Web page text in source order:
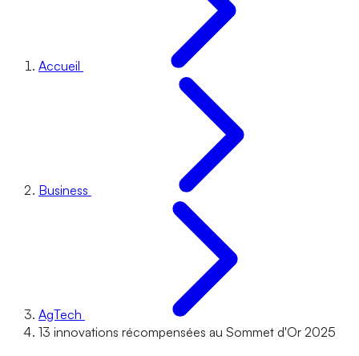
Accueil
Business
AgTech
13 innovations récompensées au Sommet d'Or 2025